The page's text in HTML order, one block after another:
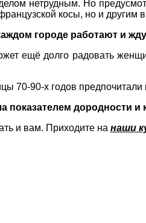
нетрудным. Но
косы, но и другим
городе работают и
ещё долго радовать
70-90-х годов предпочитали
показателем дородности
и вам. Приходите на наши